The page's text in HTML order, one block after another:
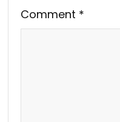
Comment *